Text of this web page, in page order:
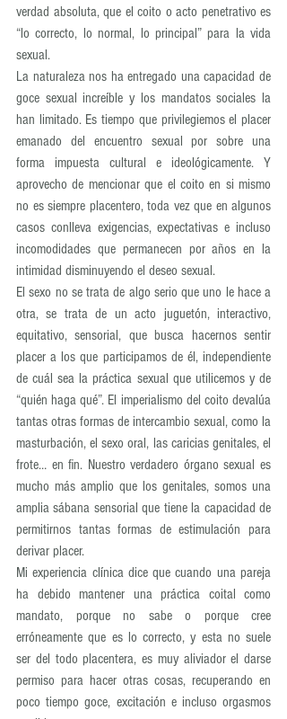
verdad absoluta, que el coito o acto penetrativo es
“lo correcto, lo normal, lo principal” para la vida
sexual.
La naturaleza nos ha entregado una capacidad de
goce sexual increíble y los mandatos sociales la
han limitado. Es tiempo que privilegiemos el placer
emanado del encuentro sexual por sobre una
forma impuesta cultural e ideológicamente. Y
aprovecho de mencionar que el coito en si mismo
no es siempre placentero, toda vez que en algunos
casos conlleva exigencias, expectativas e incluso
incomodidades que permanecen por años en la
intimidad disminuyendo el deseo sexual.
El sexo no se trata de algo serio que uno le hace a
otra, se trata de un acto juguetón, interactivo,
equitativo, sensorial, que busca hacernos sentir
placer a los que participamos de él, independiente
de cuál sea la práctica sexual que utilicemos y de
“quién haga qué”. El imperialismo del coito devalúa
tantas otras formas de intercambio sexual, como la
masturbación, el sexo oral, las caricias genitales, el
frote… en fin. Nuestro verdadero órgano sexual es
mucho más amplio que los genitales, somos una
amplia sábana sensorial que tiene la capacidad de
permitirnos tantas formas de estimulación para
derivar placer.
Mi experiencia clínica dice que cuando una pareja
ha debido mantener una práctica coital como
mandato, porque no sabe o porque cree
erróneamente que es lo correcto, y esta no suele
ser del todo placentera, es muy aliviador el darse
permiso para hacer otras cosas, recuperando en
poco tiempo goce, excitación e incluso orgasmos